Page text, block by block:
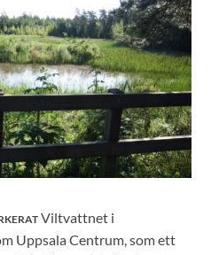
Viltvattnet i
Uppsala Centrum, som ett